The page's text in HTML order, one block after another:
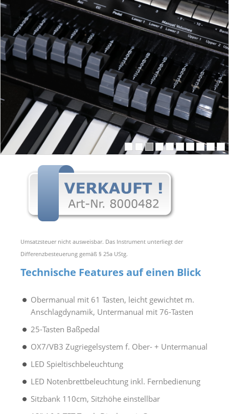
Umsatzsteuer nicht ausweisbar. Das Instrument unterliegt der
Differenzbesteuerung gemäß § 25a UStg.
Technische Features auf einen Blick
Obermanual mit 61 Tasten, leicht gewichtet m.
Anschlagdynamik, Untermanual mit 76-Tasten
25-Tasten Baßpedal
OX7/VB3 Zugriegelsystem f. Ober- + Untermanual
LED Spieltischbeleuchtung
LED Notenbrettbeleuchtung inkl. Fernbedienung
Sitzbank 110cm, Sitzhöhe einstellbar